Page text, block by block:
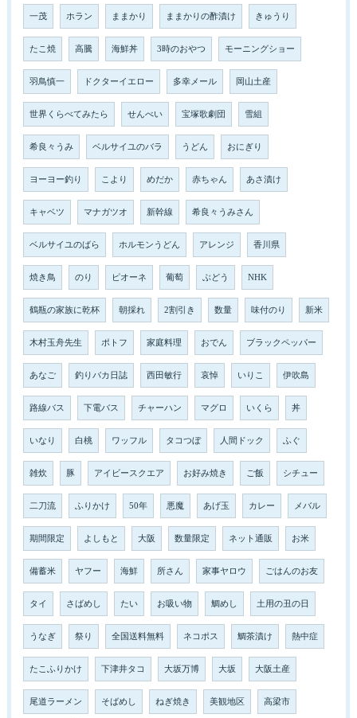
一茂 ホラン ままかり ままかりの酢漬け きゅうり
たこ焼 高騰 海鮮丼 3時のおやつ モーニングショー
羽鳥慎一 ドクターイエロー 多幸メール 岡山土産
世界くらべてみたら せんべい 宝塚歌劇団 雪組
希良々うみ ベルサイユのバラ うどん おにぎり
ヨーヨー釣り こより めだか 赤ちゃん あさ漬け
キャベツ マナガツオ 新幹線 希良々うみさん
ベルサイユのばら ホルモンうどん アレンジ 香川県
焼き鳥 のり ピオーネ 葡萄 ぶどう NHK
鶴瓶の家族に乾杯 朝採れ 2割引き 数量 味付のり 新米
木村玉舟先生 ポトフ 家庭料理 おでん ブラックペッパー
あなご 釣りバカ日誌 西田敏行 哀悼 いりこ 伊吹島
路線バス 下電バス チャーハン マグロ いくら 丼
いなり 白桃 ワッフル タコつぼ 人間ドック ふぐ
雑炊 豚 アイビースクエア お好み焼き ご飯 シチュー
二刀流 ふりかけ 50年 悪魔 あげ玉 カレー メバル
期間限定 よしもと 大阪 数量限定 ネット通販 お米
備蓄米 ヤフー 海鮮 所さん 家事ヤロウ ごはんのお友
タイ さばめし たい お吸い物 鯛めし 土用の丑の日
うなぎ 祭り 全国送料無料 ネコポス 鯛茶漬け 熱中症
たこふりかけ 下津井タコ 大坂万博 大坂 大阪土産
尾道ラーメン そばめし ねぎ焼き 美観地区 高梁市